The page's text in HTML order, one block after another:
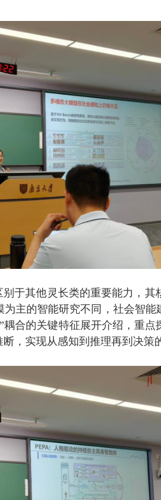
于其他灵长类的重要能力，
主的智能研究不同，社会智
合的关键特征展开介绍，重点
，实现从感知到推理再到决策